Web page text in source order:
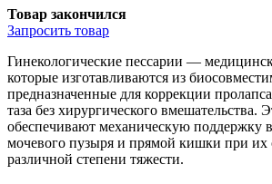
Товар закончился
Запросить товар
Гинекологические пессарии —
которые изготавливаются из
предназначенные для коррекции
таза без хирургического вмешательства.
обеспечивают механическую поддержку
мочевого пузыря и прямой кишки при
различной степени тяжести.